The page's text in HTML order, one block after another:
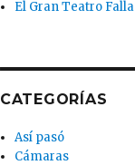
El Gran Teatro Falla
CATEGORÍAS
Así pasó
Cámaras